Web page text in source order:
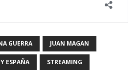
GUERRA JUAN MAGAN
ESPAÑA STREAMING